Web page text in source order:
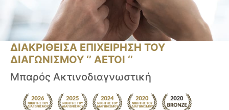
ΔΙΑΚΡΙΘΕΙΣΑ ΕΠΙΧΕΙΡΗΣΗ ΤΟΥ
ΔΙΑΓΩΝΙΣΜΟΥ ‘’ ΑΕΤΟΙ ‘’
Μπαρός Ακτινοδιαγνωστική